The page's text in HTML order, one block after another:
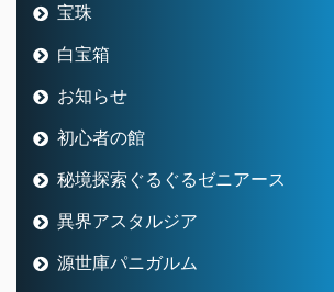
宝珠
白宝箱
お知らせ
初心者の館
秘境探索ぐるぐるゼニアース
異界アスタルジア
源世庫パニガルム